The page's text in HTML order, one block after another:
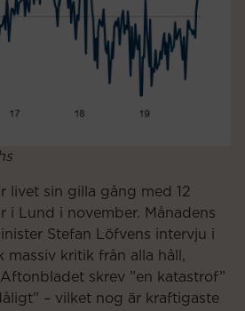
livet sin gilla gång med 12
i Lund i november. Månadens
Stefan Löfvens intervju i
massiv kritik från alla håll,
skrev ”en katastrof”
– vilket nog är kraftigaste